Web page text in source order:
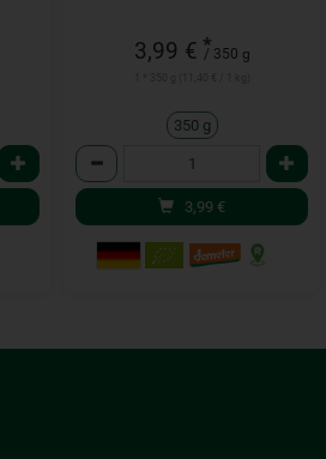
3,99 € *
/ 350 g
350 g
Anzahl
3,99 €